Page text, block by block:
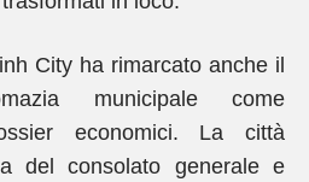
City ha rimarcato anche il
municipale come
economici. La città
del consolato generale e